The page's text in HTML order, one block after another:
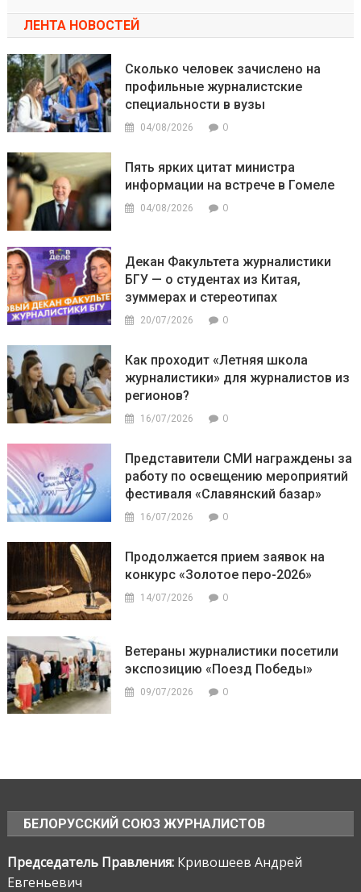
ЛЕНТА НОВОСТЕЙ
Сколько человек зачислено на
профильные журналистские
специальности в вузы
04/08/2026 0
Пять ярких цитат министра
информации на встрече в Гомеле
04/08/2026 0
Декан Факультета журналистики
БГУ — о студентах из Китая,
зуммерах и стереотипах
20/07/2026 0
Как проходит «Летняя школа
журналистики» для журналистов из
регионов?
16/07/2026 0
Представители СМИ награждены за
работу по освещению мероприятий
фестиваля «Славянский базар»
16/07/2026 0
Продолжается прием заявок на
конкурс «Золотое перо-2026»
14/07/2026 0
Ветераны журналистики посетили
экспозицию «Поезд Победы»
09/07/2026 0
БЕЛОРУССКИЙ СОЮЗ ЖУРНАЛИСТОВ
Председатель Правления: Кривошеев Андрей
Евгеньевич